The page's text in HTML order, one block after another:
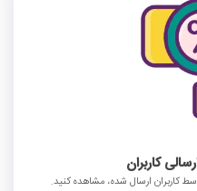
کاربران
کاربران ارسال شده، مشاهده کنید.